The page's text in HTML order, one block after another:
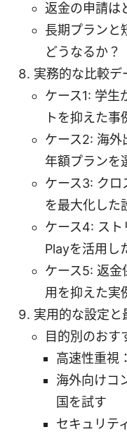
返金の申請は
長期プランと
どうなるか？
実務的な比較デ
ケース1: 学生
トを抑えた事
ケース2: 海外
年額プランを
ケース3: クロ
を最大化した
ケース4: ス
Playを活用し
ケース5: 返金
用を抑えた実
実用的な設定と
目的別のおす
高速性重視
海外向けコ
国を試す
セキュリテ